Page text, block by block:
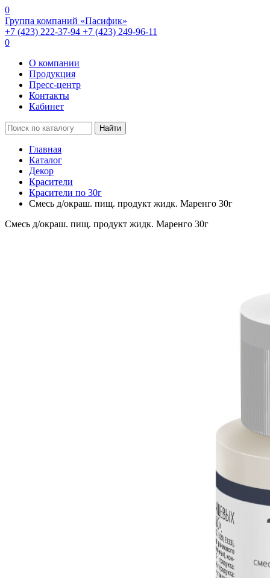
0
Группа компаний «Пасифик»
+7 (423) 222-37-94 +7 (423) 249-96-11
0
О компании
Продукция
Пресс-центр
Контакты
Кабинет
Найти
Главная
Каталог
Декор
Красители
Красители по 30г
Смесь д/окраш. пищ. продукт жидк. Маренго 30г
Смесь д/окраш. пищ. продукт жидк. Маренго 30г